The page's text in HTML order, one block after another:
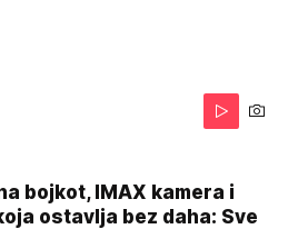
bojkot, IMAX kamera i
ostavlja bez daha: Sve